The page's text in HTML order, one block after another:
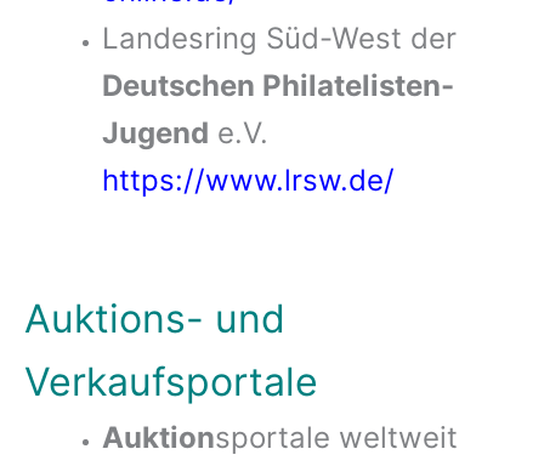
Landesring Süd-West der
Deutschen Philatelisten-
Jugend e.V.
https://www.lrsw.de/
Auktions- und
Verkaufsportale
Auktionsportale weltweit